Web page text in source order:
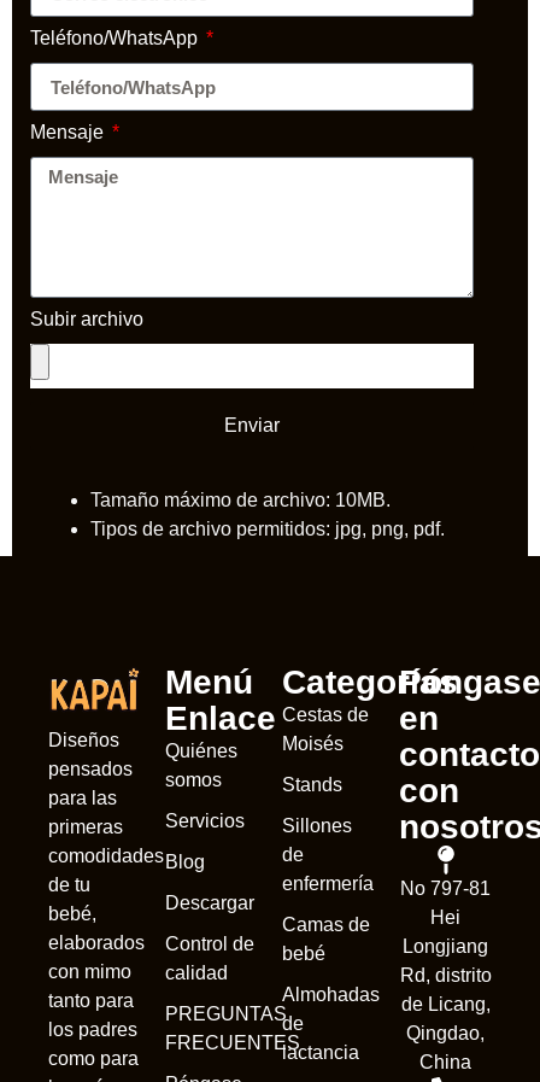
Teléfono/WhatsApp
Mensaje
Subir archivo
Enviar
Tamaño máximo de archivo: 10MB.
Tipos de archivo permitidos: jpg, png, pdf.
Diseños
pensados
para las
primeras
comodidades
de tu
bebé,
elaborados
con mimo
tanto para
los padres
como para
Menú
Enlace
Quiénes
somos
Servicios
Blog
Descargar
Control de
calidad
PREGUNTAS
FRECUENTES
Categorías
Cestas de
Moisés
Stands
Sillones
de
enfermería
Camas de
bebé
Almohadas
de
lactancia
Póngase
en
contacto
con
No 797-81
Hei
Longjiang
Rd, distrito
de Licang,
Qingdao,
China